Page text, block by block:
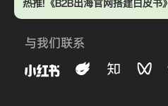
热推!《B2B出海官网搭建白皮书》
与我们联系